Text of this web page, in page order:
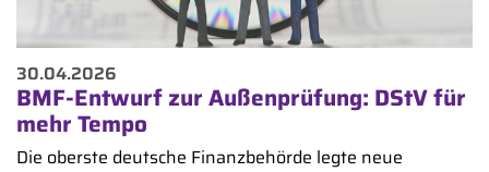
30.04.2026
BMF-Entwurf zur Außenprüfung: DStV für
mehr Tempo
Die oberste deutsche Finanzbehörde legte neue